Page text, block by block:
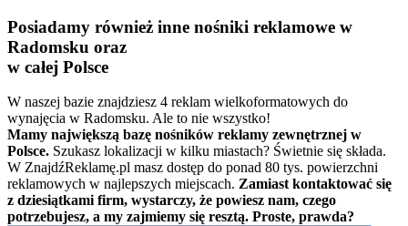
Posiadamy również inne nośniki reklamowe w
Radomsku oraz
w całej Polsce
W naszej bazie znajdziesz 4 reklam wielkoformatowych do
wynajęcia w Radomsku. Ale to nie wszystko!
Mamy największą bazę nośników reklamy zewnętrznej w
Polsce. Szukasz lokalizacji w kilku miastach? Świetnie się składa.
W ZnajdźReklamę.pl masz dostęp do ponad 80 tys. powierzchni
reklamowych w najlepszych miejscach. Zamiast kontaktować się
z dziesiątkami firm, wystarczy, że powiesz nam, czego
potrzebujesz, a my zajmiemy się resztą. Proste, prawda?